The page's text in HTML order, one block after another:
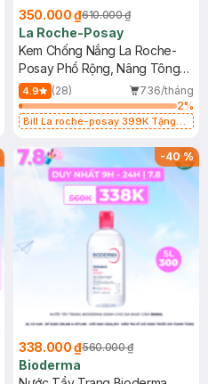
350.000 ₫610.000 ₫
La Roche-Posay
Kem Chống Nắng La Roche-
Posay Phổ Rộng, Nâng Tông
Kiềm Dầu 50ml
4.9 (28)
736/tháng
2%
Bill La roche-posay 399K Tặng
(SL có hạn)
-40%
338.000 ₫560.000 ₫
Bioderma